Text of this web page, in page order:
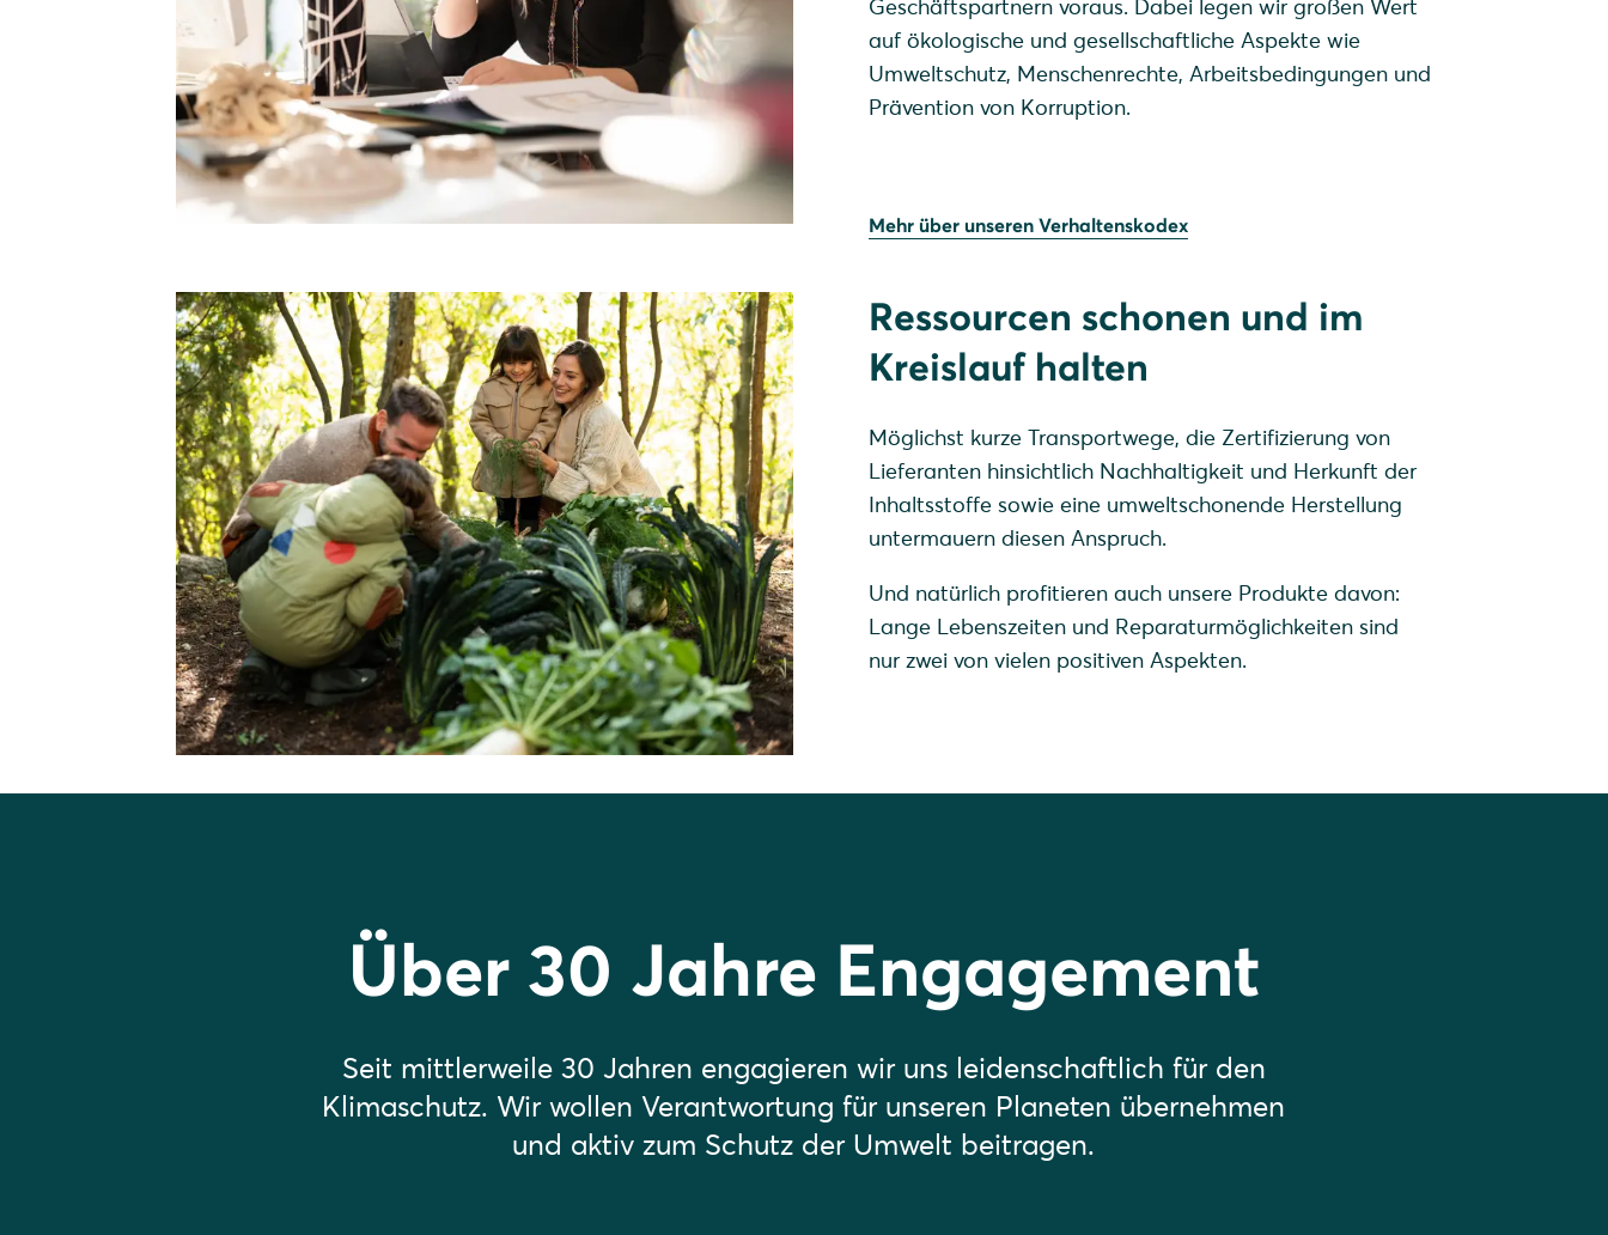
Geschäftspartnern voraus. Dabei legen wir großen Wert
auf ökologische und gesellschaftliche Aspekte wie
Umweltschutz, Menschenrechte, Arbeitsbedingungen und
Prävention von Korruption.
Mehr über unseren Verhaltenskodex
Ressourcen schonen und im
Kreislauf halten
Möglichst kurze Transportwege, die Zertifizierung von
Lieferanten hinsichtlich Nachhaltigkeit und Herkunft der
Inhaltsstoffe sowie eine umweltschonende Herstellung
untermauern diesen Anspruch.
Und natürlich profitieren auch unsere Produkte davon:
Lange Lebenszeiten und Reparaturmöglichkeiten sind
nur zwei von vielen positiven Aspekten.
Über 30 Jahre Engagement
Seit mittlerweile 30 Jahren engagieren wir uns leidenschaftlich für den
Klimaschutz. Wir wollen Verantwortung für unseren Planeten übernehmen
und aktiv zum Schutz der Umwelt beitragen.